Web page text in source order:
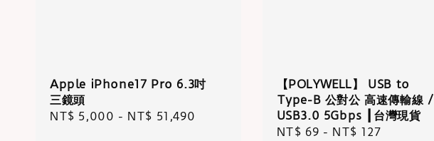
Apple iPhone17 Pro 6.3吋
三鏡頭
Regular
NT$ 5,000 - NT$ 51,490
【POLYWELL】 USB to
Type-B 公對公 高速傳輸線 /
USB3.0 5Gbps ┃台灣現貨
Regular
NT$ 69 - NT$ 127